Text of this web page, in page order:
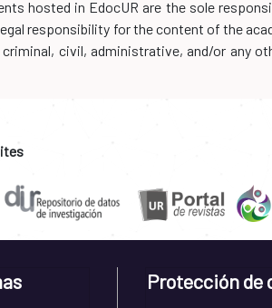
hosted in EdocUR are the sole
responsibility for the content of the
civil, administrative, and/or any
Protección de